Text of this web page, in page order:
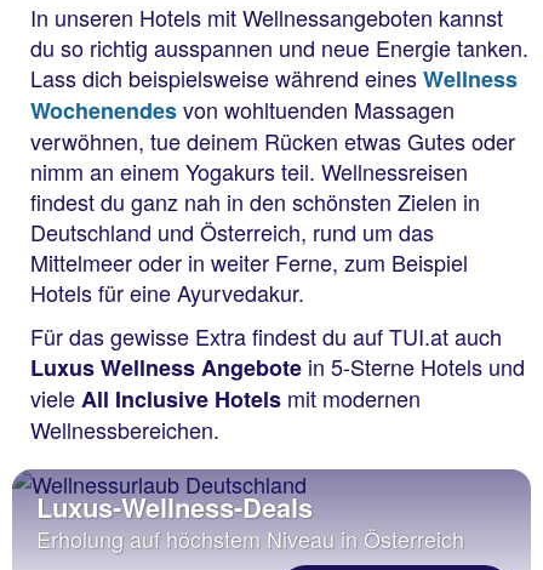
In unseren Hotels mit Wellnessangeboten kannst
du so richtig ausspannen und neue Energie tanken.
Lass dich beispielsweise während einesWellness
Wochenendesvon wohltuenden Massagen
verwöhnen, tue deinem Rücken etwas Gutes oder
nimm an einem Yogakurs teil. Wellnessreisen
findest du ganz nah in den schönsten Zielen in
Deutschland und Österreich, rund um das
Mittelmeer oder in weiter Ferne, zum Beispiel
Hotels für eine Ayurvedakur.
Für das gewisse Extra findest du auf TUI.at auch
Luxus Wellness Angebote in 5-Sterne Hotels und
vieleAll Inclusive Hotels mit modernen
Wellnessbereichen.
Luxus-Wellness-Deals
Erholung auf höchstem Niveau in Österreich